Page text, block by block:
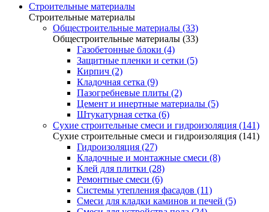
Строительные материалы
Строительные материалы
Общестроительные материалы (33)
Общестроительные материалы (33)
Газобетонные блоки (4)
Защитные пленки и сетки (5)
Кирпич (2)
Кладочная сетка (9)
Пазогребневые плиты (2)
Цемент и инертные материалы (5)
Штукатурная сетка (6)
Сухие строительные смеси и гидроизоляция (141)
Сухие строительные смеси и гидроизоляция (141)
Гидроизоляция (27)
Кладочные и монтажные смеси (8)
Клей для плитки (28)
Ремонтные смеси (6)
Системы утепления фасадов (11)
Смеси для кладки каминов и печей (5)